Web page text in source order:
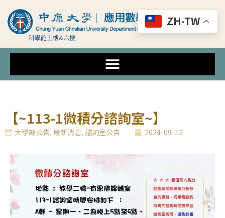
科學館五樓&六樓
【~113-1微積分諮詢室~】
大學部公告, 最新消息, 諮詢室公告 2024-09-12
ZH-TW